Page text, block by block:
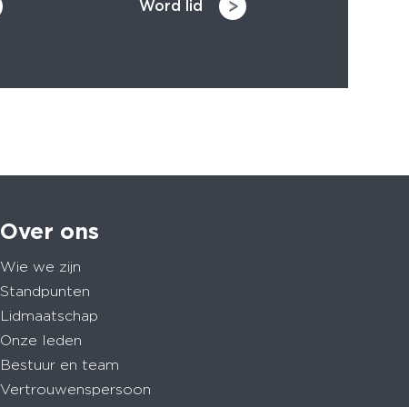
Word lid
Over ons
Wie we zijn
Standpunten
Lidmaatschap
Onze leden
Bestuur en team
Vertrouwenspersoon